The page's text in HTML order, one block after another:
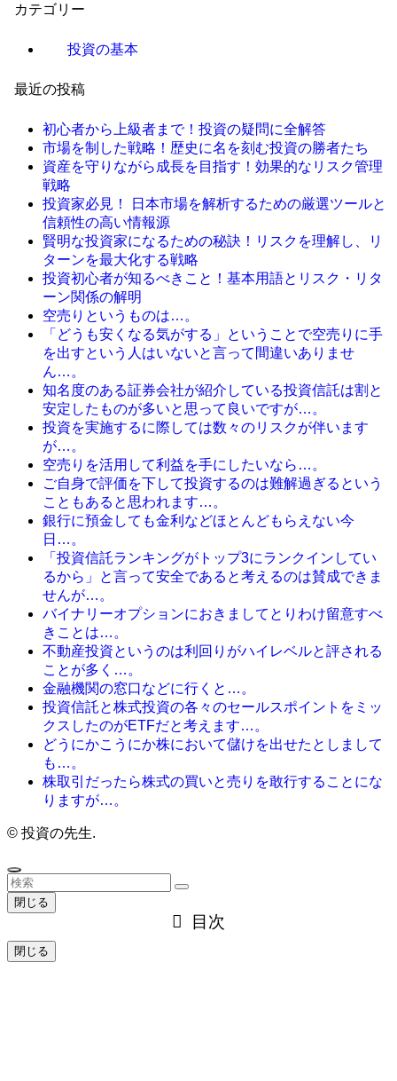
カテゴリー
投資の基本
最近の投稿
初心者から上級者まで！投資の疑問に全解答
市場を制した戦略！歴史に名を刻む投資の勝者たち
資産を守りながら成長を目指す！効果的なリスク管理
戦略
投資家必見！ 日本市場を解析するための厳選ツールと
信頼性の高い情報源
賢明な投資家になるための秘訣！リスクを理解し、リ
ターンを最大化する戦略
投資初心者が知るべきこと！基本用語とリスク・リタ
ーン関係の解明
空売りというものは…。
「どうも安くなる気がする」ということで空売りに手
を出すという人はいないと言って間違いありませ
ん…。
知名度のある証券会社が紹介している投資信託は割と
安定したものが多いと思って良いですが…。
投資を実施するに際しては数々のリスクが伴います
が…。
空売りを活用して利益を手にしたいなら…。
ご自身で評価を下して投資するのは難解過ぎるという
こともあると思われます…。
銀行に預金しても金利などほとんどもらえない今
日…。
「投資信託ランキングがトップ3にランクインしてい
るから」と言って安全であると考えるのは賛成できま
せんが…。
バイナリーオプションにおきましてとりわけ留意すべ
きことは…。
不動産投資というのは利回りがハイレベルと評される
ことが多く…。
金融機関の窓口などに行くと…。
投資信託と株式投資の各々のセールスポイントをミッ
クスしたのがETFだと考えます…。
どうにかこうにか株において儲けを出せたとしまして
も…。
株取引だったら株式の買いと売りを敢行することにな
りますが…。
© 投資の先生.
閉じる
目次
閉じる